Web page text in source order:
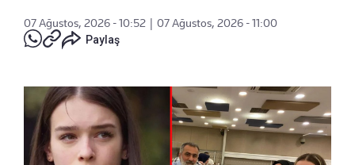
07 Ağustos, 2026 - 10:52
07 Ağustos, 2026 - 11:00
Paylaş